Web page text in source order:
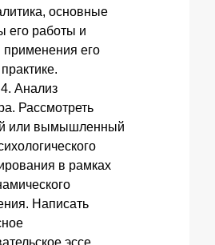
основные
его работы и
его
Анализ
Рассмотреть
или вымышленный
в рамках
Написать
эссе.